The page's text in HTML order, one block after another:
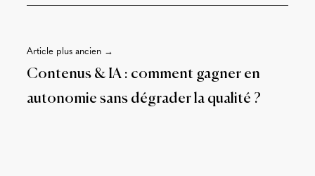
Article plus ancien →
Contenus & IA : comment gagner en
autonomie sans dégrader la qualité ?